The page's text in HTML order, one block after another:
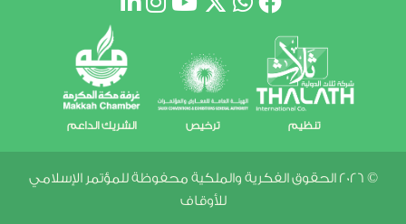
تنظيم ترخيص الشريك الداعم
© 2026 الحقوق الفكرية والملكية محفوظة للمؤتمر الإسلامي
للأوقاف